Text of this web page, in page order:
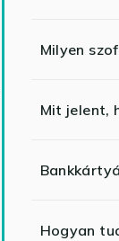
Milyen
Mit jelent,
Hogyan